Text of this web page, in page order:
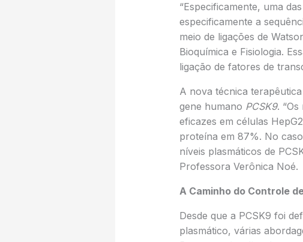
“Especificamente, uma
especificamente a
meio de ligações de
Bioquímica e Fisiologia.
ligação de fatores de
A nova técnica
gene humano PCSK9.
eficazes em células
proteína em 87%. No
níveis plasmáticos de
Professora Verônica Noé.
A Caminho do Controle
Desde que a PCSK9 foi
plasmático, várias